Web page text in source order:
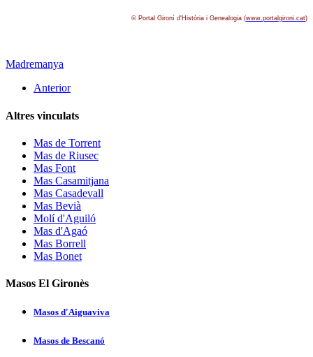
© Portal Gironí­ d'Història i Genealogia (www.portalgironi.cat)
Madremanya
Anterior
Altres vinculats
Mas de Torrent
Mas de Riusec
Mas Font
Mas Casamitjana
Mas Casadevall
Mas Bevià
Molí d'Aguiló
Mas d'Agaó
Mas Borrell
Mas Bonet
Masos El Gironès
Masos d'Aiguaviva
Masos de Bescanó